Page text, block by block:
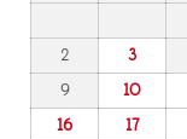
2
3
9
10
16
17